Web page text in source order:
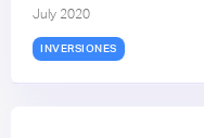
July 2020
INVERSIONES